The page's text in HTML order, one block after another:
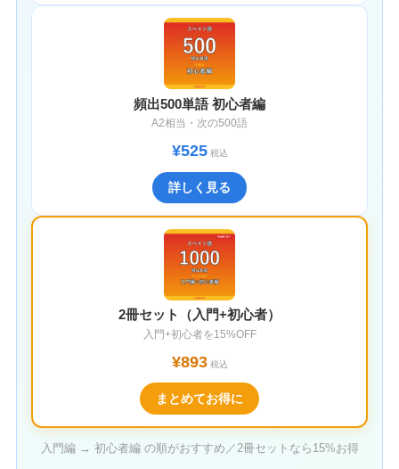
頻出500単語 初心者編
A2相当・次の500語
¥525税込
詳しく見る
2冊セット（入門+初心者）
入門+初心者を15%OFF
¥893税込
まとめてお得に
入門編 → 初心者編 の順がおすすめ／2冊セットなら15%お得